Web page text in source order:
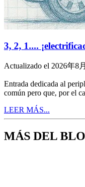
3, 2, 1....
Actualizado el 2026年8
Entrada dedicada al
común pero que, por el
LEER MÁS...
MÁS DEL